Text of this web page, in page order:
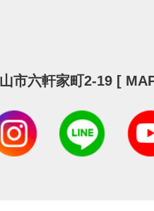
市六軒家町2-19 [